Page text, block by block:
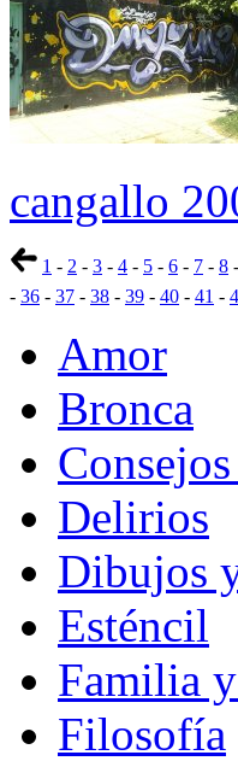
cangallo
1 - 2 - 3 - 4 - 5 - 6 - 7 - 8 -
- 36 - 37 - 38 - 39 - 40 - 41 -
Amor
Bronca
Delirios
Dibujos
Esténcil
Familia
Filosofía